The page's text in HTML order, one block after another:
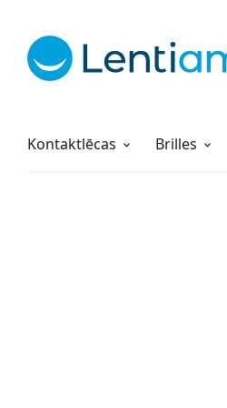
Kontaktlēcas
Lēcu šķidrumi Brilles
Viss par iepirkšanos pie mums